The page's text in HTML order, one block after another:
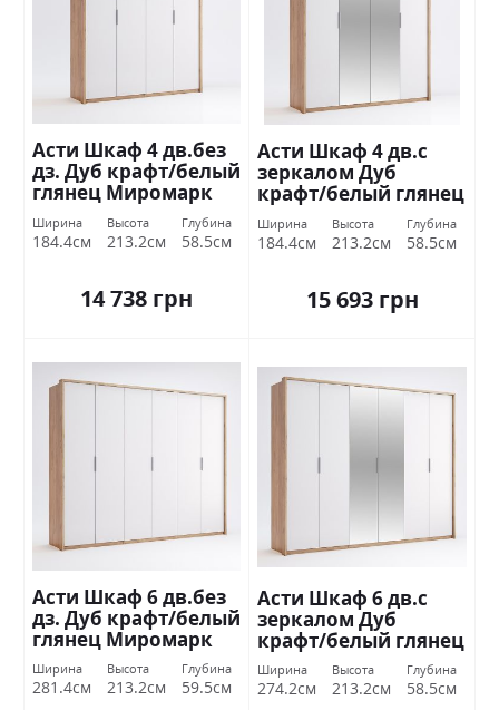
Асти Шкаф 4 дв.без
дз. Дуб крафт/белый
глянец Миромарк
Ширина
184.4см
Высота
213.2см
Глубина
58.5см
14 738 грн
Асти Шкаф 4 дв.с
зеркалом Дуб
крафт/белый глянец
Миромарк
Ширина
184.4см
Высота
213.2см
Глубина
58.5см
15 693 грн
Асти Шкаф 6 дв.без
дз. Дуб крафт/белый
глянец Миромарк
Ширина
281.4см
Высота
213.2см
Глубина
59.5см
Асти Шкаф 6 дв.с
зеркалом Дуб
крафт/белый глянец
Миромарк
Ширина
274.2см
Высота
213.2см
Глубина
58.5см